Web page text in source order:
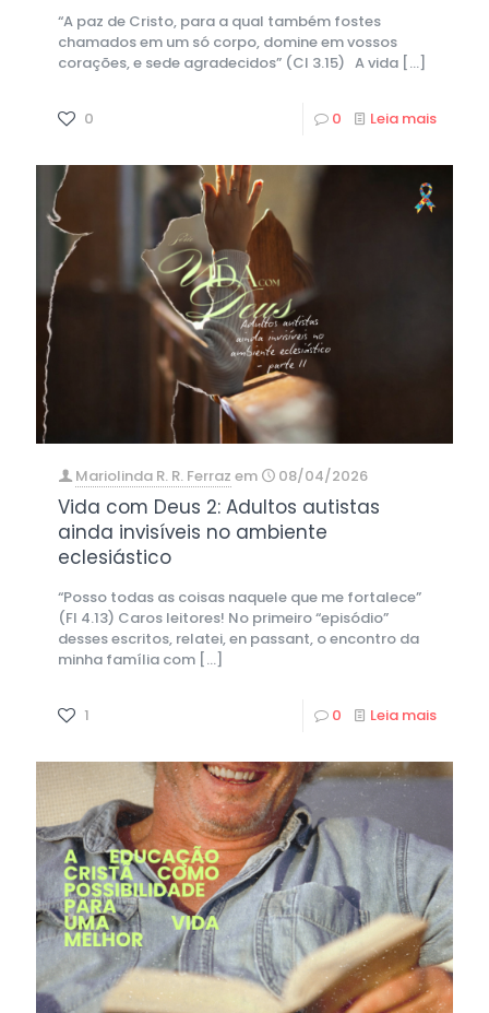
“A paz de Cristo, para a qual também fostes
chamados em um só corpo, domine em vossos
corações, e sede agradecidos” (Cl 3.15) A vida […]
0 0 Leia mais
Mariolinda R. R. Ferraz em 08/04/2026
Vida com Deus 2: Adultos autistas
ainda invisíveis no ambiente
eclesiástico
“Posso todas as coisas naquele que me fortalece”
(Fl 4.13) Caros leitores! No primeiro “episódio”
desses escritos, relatei, en passant, o encontro da
minha família com […]
1 0 Leia mais